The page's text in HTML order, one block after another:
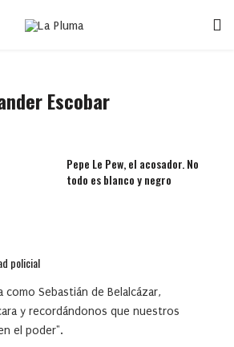
Escobar
Pepe Le Pew, el acosador. No
todo es blanco y negro
policial
como Sebastián de Belalcázar,
y recordándonos que nuestros
el poder".